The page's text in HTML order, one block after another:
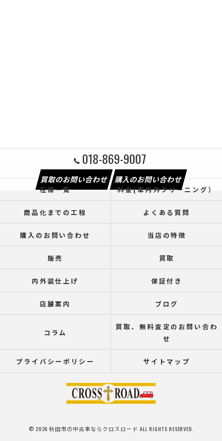
018-869-9007
買取のお問い合わせ 購入のお問い合わせ
在庫一覧 料金(車内外クリーニング）
商品化までの工程 よくある質問
購入のお問い合わせ 当店の特徴
販売 買取
内外装仕上げ 保証付き
店舗案内 ブログ
コラム
買取、無料査定のお問い合わ
せ
プライバシーポリシー サイトマップ
© 2026 秋田市の中古車ならクロスロード ALL RIGHTS RESERVED.